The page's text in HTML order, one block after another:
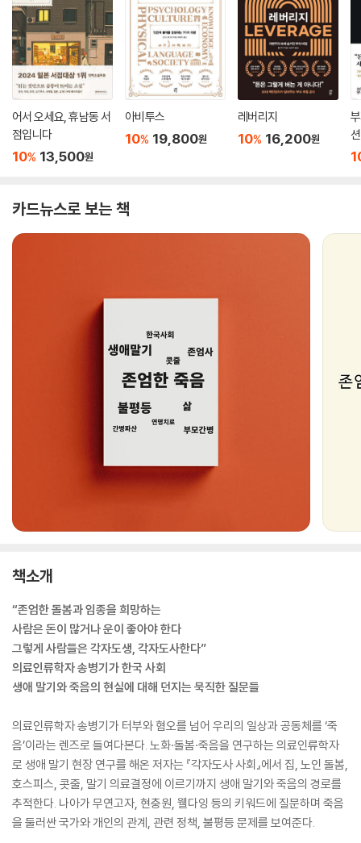
어서 오세요, 휴남동 서
점입니다
10% 13,500원
아비투스
10% 19,800원
레버리지
10% 16,200원
카드뉴스로 보는 책
책소개
“존엄한 돌봄과 임종을 희망하는
사람은 돈이 많거나 운이 좋아야 한다
그렇게 사람들은 각자도생, 각자도사한다”
의료인류학자 송병기가 한국 사회
생애 말기와 죽음의 현실에 대해 던지는 묵직한 질문들
의료인류학자 송병기가 터부와 혐오를 넘어 우리의 일상과 공동체를 ‘죽
음’이라는 렌즈로 들여다본다. 노화·돌봄·죽음을 연구하는 의료인류학자
로 생애 말기 현장 연구를 해온 저자는 『각자도사 사회』에서 집, 노인 돌봄,
호스피스, 콧줄, 말기 의료결정에 이르기까지 생애 말기와 죽음의 경로를
추적한다. 나아가 무연고자, 현충원, 웰다잉 등의 키워드에 질문하며 죽음
을 둘러싼 국가와 개인의 관계, 관련 정책, 불평등 문제를 보여준다.